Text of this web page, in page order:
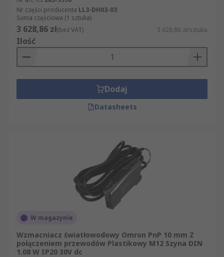
Nr części producenta LL3-DH03-03
Suma częściowa (1 sztuka)
3 628,86 zł(bez VAT) 3 628,86 zł/sztuka
Ilość
Dodaj
Datasheets
W magazynie
Wzmacniacz światłowodowy Omron PnP 10 mm Z
połączeniem przewodów Plastikowy M12 Szyna DIN
1.08 W IP20 30V dc